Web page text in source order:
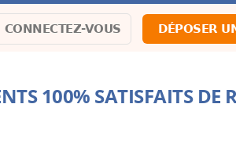
CONNECTEZ-VOUS DÉPOSER
100% SATISFAITS DE